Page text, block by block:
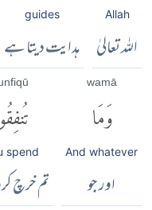
Allah
اللہ تعالیٰ
guides
ہدایت دیتا ہے
wamā
وَمَا
And whatever
اور جو
spend
تم خرچ